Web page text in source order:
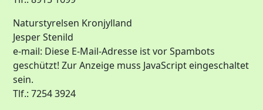
Naturstyrelsen Kronjylland
Jesper Stenild
e-mail: Diese E-Mail-Adresse ist vor Spambots
geschützt! Zur Anzeige muss JavaScript eingeschaltet
sein.
Tlf.: 7254 3924